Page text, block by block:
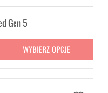
Gen 5
WYBIERZ OPCJE